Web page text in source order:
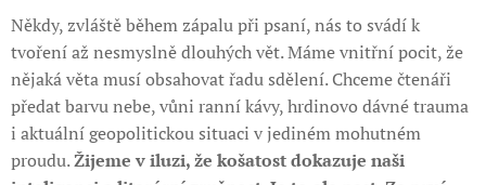
Někdy, zvláště během zápalu při psaní, nás to svádí k
tvoření až nesmyslně dlouhých vět. Máme vnitřní pocit, že
nějaká věta musí obsahovat řadu sdělení. Chceme čtenáři
předat barvu nebe, vůni ranní kávy, hrdinovo dávné trauma
i aktuální geopolitickou situaci v jediném mohutném
proudu.Žijeme v iluzi, že košatost dokazuje naši